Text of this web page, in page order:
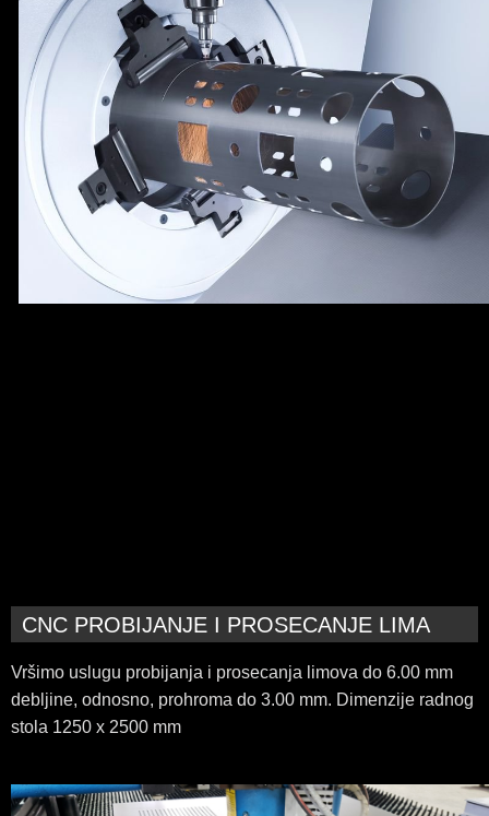
CNC PROBIJANJE I PROSECANJE LIMA
Vršimo uslugu probijanja i prosecanja limova do 6.00 mm
debljine, odnosno, prohroma do 3.00 mm. Dimenzije radnog
stola 1250 x 2500 mm